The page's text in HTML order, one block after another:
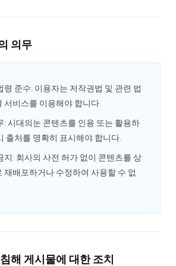
의무
령 준수: 이용자는 저작권법 및 관련 법
서비스를 이용해야 합니다.
: 시대의눈 콘텐츠를 인용 또는 활용하
출처를 명확히 표시해야 합니다.
지: 회사의 사전 허가 없이 콘텐츠를 상
재배포하거나 수정하여 사용할 수 없
해 게시물에 대한 조치